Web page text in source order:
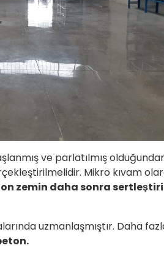
ve parlatılmış
Mikro kıvam
zemin daha sonra
uzmanlaşmıştır. Daha